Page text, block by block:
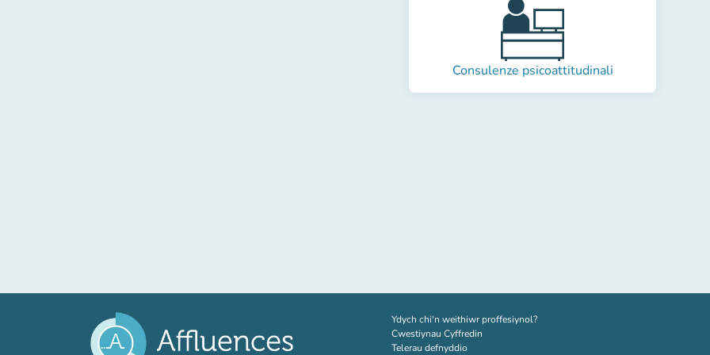
Consulenze psicoattitudinali
Ydych chi'n weithiwr proffesiynol?(tab newydd)
Cwestiynau Cyffredin
Telerau defnyddio